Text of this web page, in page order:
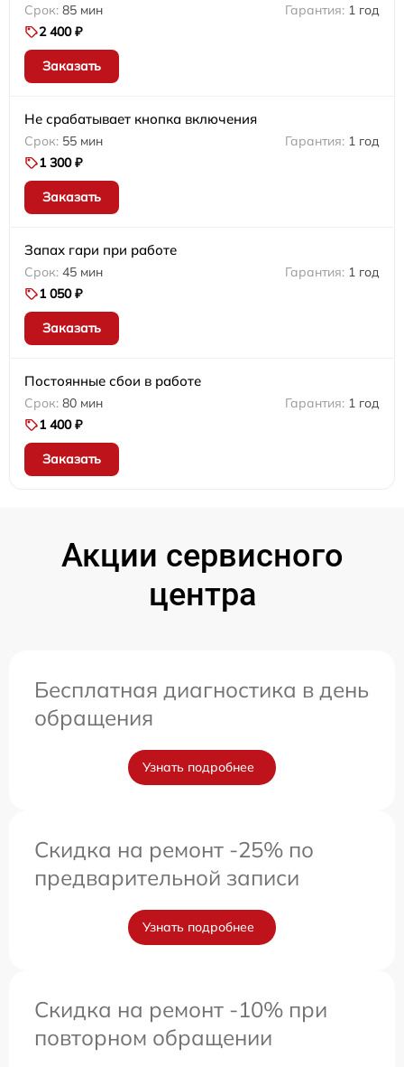
85 мин
1 год
2 400 ₽
Заказать
Не срабатывает кнопка включения
55 мин
1 год
1 300 ₽
Заказать
Запах гари при работе
45 мин
1 год
1 050 ₽
Заказать
Постоянные сбои в работе
80 мин
1 год
1 400 ₽
Заказать
Акции сервисного
центра
Бесплатная диагностика в день
обращения
Узнать подробнее
Скидка на ремонт -25% по
предварительной записи
Узнать подробнее
Скидка на ремонт -10% при
повторном обращении